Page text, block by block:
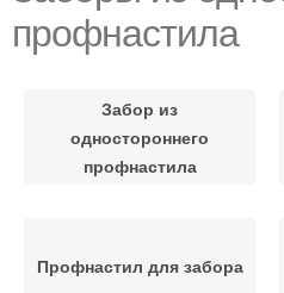
профнастила
Забор из
одностороннего
профнастила
Профнастил для забора